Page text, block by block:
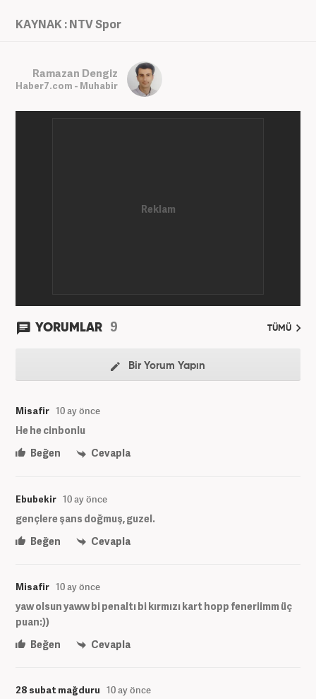
KAYNAK : NTV Spor
Ramazan Dengiz
Haber7.com - Muhabir
YORUMLAR 9 TÜMÜ
Bir Yorum Yapın
Misafir 10 ay önce
He he cinbonlu
Beğen
Cevapla
Ebubekir 10 ay önce
gençlere şans doğmuş, guzel.
Beğen
Cevapla
Misafir 10 ay önce
yaw olsun yaww bi penaltı bi kırmızı kart hopp feneriimm üç
puan:))
Beğen
Cevapla
28 subat mağduru 10 ay önce